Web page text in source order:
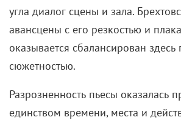
угла диалог сцены и зала.
авансцены с его резкостью и
оказывается сбалансирован
сюжетностью.
Разрозненность пьесы оказалась
единством времени, места и